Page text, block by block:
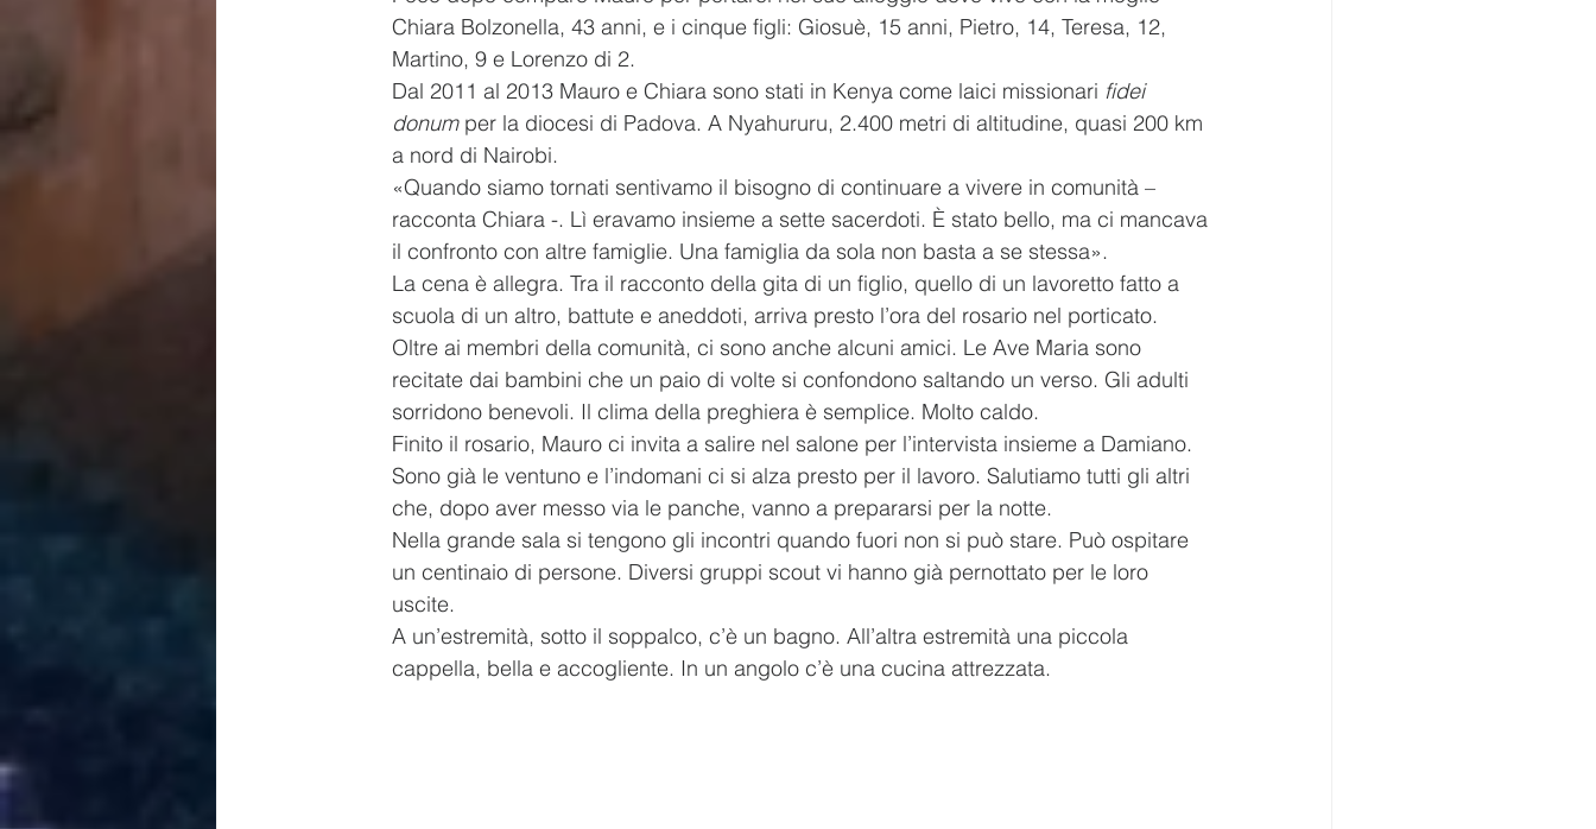
Chiara Bolzonella, 43 anni, e i cinque figli: Giosuè, 15 anni, Pietro, 14, Teresa, 12,
Martino, 9 e Lorenzo di 2.
Dal 2011 al 2013 Mauro e Chiara sono stati in Kenya come laici missionari fidei
donum per la diocesi di Padova. A Nyahururu, 2.400 metri di altitudine, quasi 200 km
a nord di Nairobi.
«Quando siamo tornati sentivamo il bisogno di continuare a vivere in comunità –
racconta Chiara -. Lì eravamo insieme a sette sacerdoti. È stato bello, ma ci mancava
il confronto con altre famiglie. Una famiglia da sola non basta a se stessa».
La cena è allegra. Tra il racconto della gita di un figlio, quello di un lavoretto fatto a
scuola di un altro, battute e aneddoti, arriva presto l’ora del rosario nel porticato.
Oltre ai membri della comunità, ci sono anche alcuni amici. Le Ave Maria sono
recitate dai bambini che un paio di volte si confondono saltando un verso. Gli adulti
sorridono benevoli. Il clima della preghiera è semplice. Molto caldo.
Finito il rosario, Mauro ci invita a salire nel salone per l’intervista insieme a Damiano.
Sono già le ventuno e l’indomani ci si alza presto per il lavoro. Salutiamo tutti gli altri
che, dopo aver messo via le panche, vanno a prepararsi per la notte.
Nella grande sala si tengono gli incontri quando fuori non si può stare. Può ospitare
un centinaio di persone. Diversi gruppi scout vi hanno già pernottato per le loro
uscite.
A un’estremità, sotto il soppalco, c’è un bagno. All’altra estremità una piccola
cappella, bella e accogliente. In un angolo c’è una cucina attrezzata.